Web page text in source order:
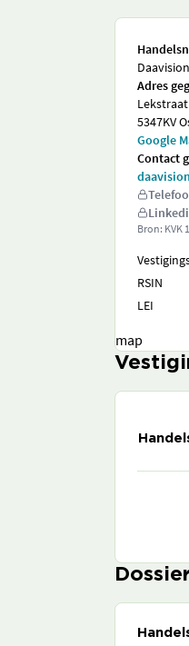
Adres
5347KV
Google
Contact
Bron: KVK
RSIN
LEI
map
Dossier